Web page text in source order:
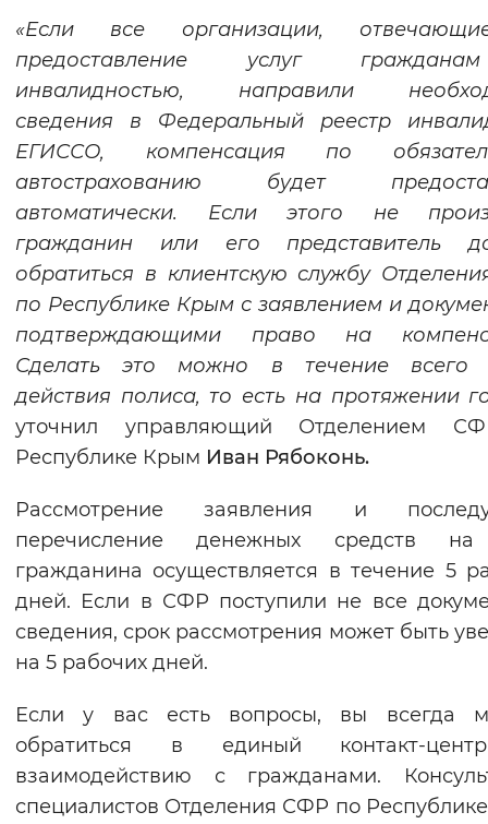
«Если все организации,
предоставление услуг
инвалидностью, направили
сведения в Федеральный реестр
ЕГИССО, компенсация по
автострахованию будет
автоматически. Если этого не
гражданин или его представитель
обратиться в клиентскую службу
по Республике Крым с заявлением и
подтверждающими право на
Сделать это можно в течение всего
действия полиса, то есть на протяжении
уточнил управляющий Отделением
Республике Крым Иван Рябоконь.
Рассмотрение заявления и
перечисление денежных средств на
гражданина осуществляется в течение 5
дней. Если в СФР поступили не все
сведения, срок рассмотрения может быть
на 5 рабочих дней.
Если у вас есть вопросы, вы всегда
обратиться в единый контакт-
взаимодействию с гражданами.
специалистов Отделения СФР по